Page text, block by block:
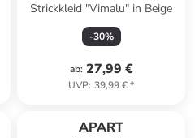
Strickkleid "Vimalu" in Beige
-30%
ab: 27,99 €
UVP: 39,99 €*
APART